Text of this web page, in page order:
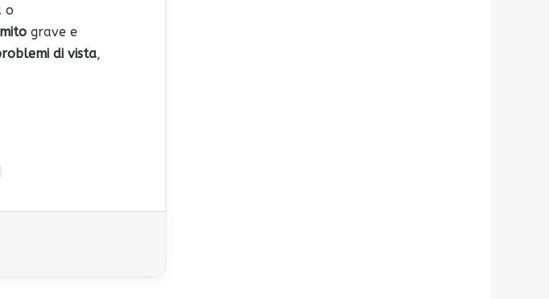
o
grave e
di vista,